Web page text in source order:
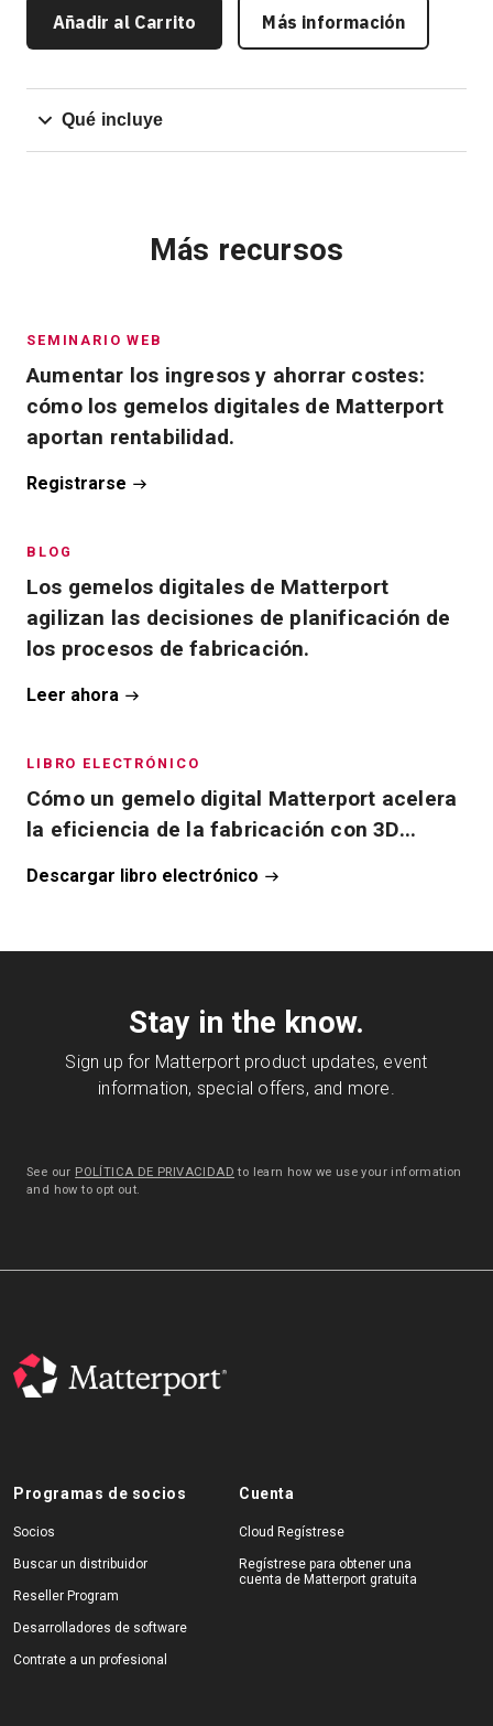
Añadir al Carrito Más información
Qué incluye
Más recursos
SEMINARIO WEB
Aumentar los ingresos y ahorrar costes:
cómo los gemelos digitales de Matterport
aportan rentabilidad.
Registrarse
BLOG
Los gemelos digitales de Matterport
agilizan las decisiones de planificación de
los procesos de fabricación.
Leer ahora
LIBRO ELECTRÓNICO
Cómo un gemelo digital Matterport acelera
la eficiencia de la fabricación con 3D...
Descargar libro electrónico
Stay in the know.
Sign up for Matterport product updates, event
information, special offers, and more.
See our POLÍTICA DE PRIVACIDAD to learn how we use your information
and how to opt out.
Programas de socios
Socios
Buscar un distribuidor
Reseller Program
Desarrolladores de software
Contrate a un profesional
Cuenta
Cloud Regístrese
Regístrese para obtener una
cuenta de Matterport gratuita